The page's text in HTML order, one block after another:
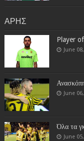
ΑΡΗΣ
Player
June
June
Όλα τα
June